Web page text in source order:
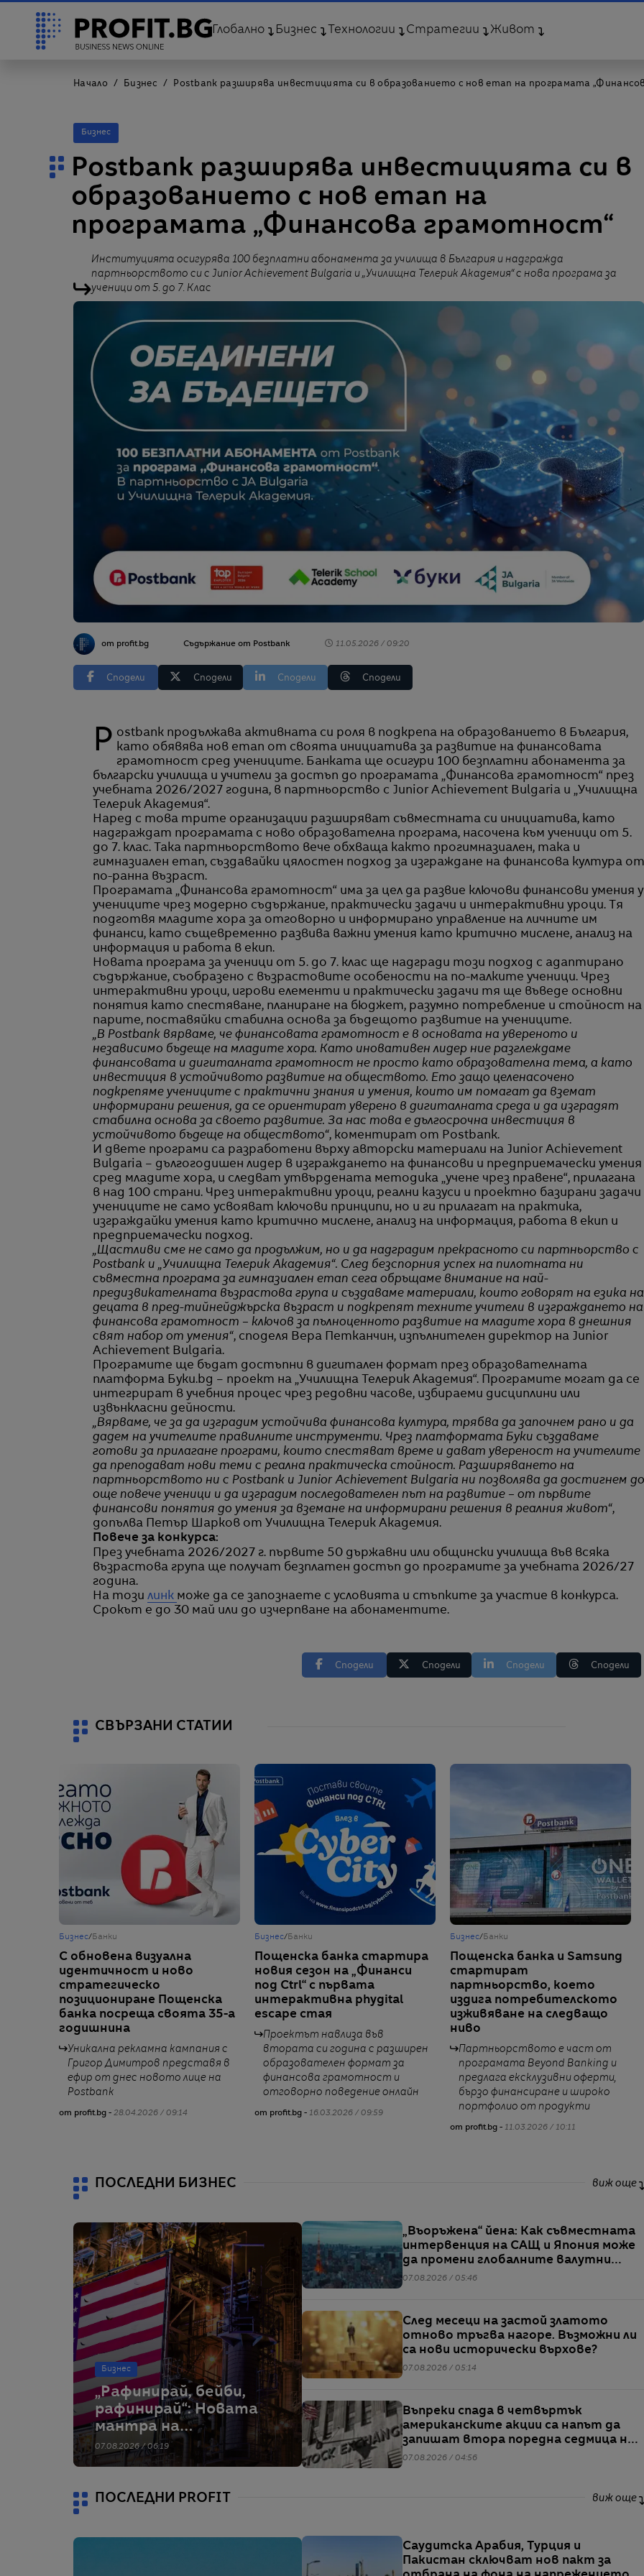
Глобално Бизнес Технологии Стратегии Живот
Начало Бизнес Postbank разширява инвестицията си в образованието с нов етап на програмата
Бизнес
Postbank разширява инвестицията си в
образованието с нов етап на
програмата „Финансова грамотност“
Институцията осигурява 100 безплатни абонамента за училища в България и надгражда
партньорството си с Junior Achievement Bulgaria и „Училищна Телерик Академия“ с нова програма за
ученици от 5. до 7. Клас
от profit.bg Съдържание от Postbank 11.05.2026 / 09:20
Сподели Сподели Сподели Сподели
Postbank продължава активната си роля в подкрепа на образованието в България, като обявява нов етап от своята инициатива за развитие на финансовата
грамотност сред учениците. Банката ще осигури 100 безплатни абонамента за
български училища и учители за достъп до програмата „Финансова грамотност“ през
учебната 2026/2027 година, в партньорство с Junior Achievement Bulgaria и „Училищна
Телерик Академия“.
Наред с това трите организации разширяват съвместната си инициатива, като
надграждат програмата с ново образователна програма, насочена към ученици от 5.
до 7. клас. Така партньорството вече обхваща както прогимназиален, така и
гимназиален етап, създавайки цялостен подход за изграждане на финансова култура от
по-ранна възраст.
Програмата „Финансова грамотност“ има за цел да развие ключови финансови умения у
учениците чрез модерно съдържание, практически задачи и интерактивни уроци. Тя
подготвя младите хора за отговорно и информирано управление на личните им
финанси, като същевременно развива важни умения като критично мислене, анализ на
информация и работа в екип.
Новата програма за ученици от 5. до 7. клас ще надгради този подход с адаптирано
съдържание, съобразено с възрастовите особености на по-малките ученици. Чрез
интерактивни уроци, игрови елементи и практически задачи тя ще въведе основни
понятия като спестяване, планиране на бюджет, разумно потребление и стойност на
парите, поставяйки стабилна основа за бъдещото развитие на учениците.
„В Postbank вярваме, че финансовата грамотност е в основата на увереното и
независимо бъдеще на младите хора. Като иновативен лидер ние разглеждаме
финансовата и дигиталната грамотност не просто като образователна тема, а като
инвестиция в устойчивото развитие на обществото. Ето защо целенасочено
подкрепяме учениците с практични знания и умения, които им помагат да вземат
информирани решения, да се ориентират уверено в дигиталната среда и да изградят
стабилна основа за своето развитие. За нас това е дългосрочна инвестиция в
устойчивото бъдеще на обществото“, коментират от Postbank.
И двете програми са разработени върху авторски материали на Junior Achievement
Bulgaria – дългогодишен лидер в изграждането на финансови и предприемачески умения
сред младите хора, и следват утвърдената методика „учене чрез правене“, прилагана
в над 100 страни. Чрез интерактивни уроци, реални казуси и проектно базирани задачи
учениците не само усвояват ключови принципи, но и ги прилагат на практика,
изграждайки умения като критично мислене, анализ на информация, работа в екип и
предприемачески подход.
„Щастливи сме не само да продължим, но и да надградим прекрасното си партньорство с
Postbank и „Училищна Телерик Академия“. След безспорния успех на пилотната ни
съвместна програма за гимназиален етап сега обръщаме внимание на най-
предизвикателната възрастова група и създаваме материали, които говорят на езика на
децата в пред-тийнейджърска възраст и подкрепят техните учители в изграждането на
финансова грамотност – ключов за пълноценното развитие на младите хора в днешния
свят набор от умения“, споделя Вера Петканчин, изпълнителен директор на Junior
Achievement Bulgaria.
Програмите ще бъдат достъпни в дигитален формат през образователната
платформа Буки.bg – проект на „Училищна Телерик Академия“. Програмите могат да се
интегрират в учебния процес чрез редовни часове, избираеми дисциплини или
извънкласни дейности.
„Вярваме, че за да изградим устойчива финансова култура, трябва да започнем рано и да
дадем на учителите правилните инструменти. Чрез платформата Буки създаваме
готови за прилагане програми, които спестяват време и дават увереност на учителите
да преподават нови теми с реална практическа стойност. Разширяването на
партньорството ни с Postbank и Junior Achievement Bulgaria ни позволява да достигнем до
още повече ученици и да изградим последователен път на развитие – от първите
финансови понятия до умения за вземане на информирани решения в реалния живот“,
допълва Петър Шарков от Училищна Телерик Академия.
Повече за конкурса:
През учебната 2026/2027 г. първите 50 държавни или общински училища във всяка
възрастова група ще получат безплатен достъп до програмите за учебната 2026/27
година.
На този линк може да се запознаете с условията и стъпките за участие в конкурса.
Срокът е до 30 май или до изчерпване на абонаментите.
Сподели Сподели Сподели Сподели
СВЪРЗАНИ СТАТИИ
Бизнес/ Банки
С обновена визуална
идентичност и ново
стратегическо
позициониране Пощенска
банка посреща своята 35-а
годишнина
Уникална рекламна кампания с
Григор Димитров представя в
ефир от днес новото лице на
Postbank
от profit.bg - 28.04.2026 / 09:14
Бизнес/ Банки
Пощенска банка стартира
новия сезон на „Финанси
под Ctrl“ с първата
интерактивна phygital
escape стая
Проектът навлиза във
втората си година с разширен
образователен формат за
финансова грамотност и
отговорно поведение онлайн
от profit.bg - 16.03.2026 / 09:59
Бизнес/ Банки
Пощенска банка и Samsung
стартират
партньорство, което
издига потребителското
изживяване на следващо
ниво
Партньорството е част от
програмата Beyond Banking и
предлага ексклузивни оферти,
бързо финансиране и широко
портфолио от продукти
от profit.bg - 11.03.2026 / 10:11
ПОСЛЕДНИ БИЗНЕС виж още
Бизнес
„Рафинирай, бейби,
рафинирай“: Новата
мантра на
енергийните
гиганти в САЩ
07.08.2026 / 06:19
„Въоръжена“ йена: Как съвместната
интервенция на САЩ и Япония може
да промени глобалните валутни
пазари
07.08.2026 / 05:46
След месеци на застой златото
отново тръгва нагоре. Възможни ли
са нови исторически върхове?
07.08.2026 / 05:14
Въпреки спада в четвъртък
американските акции са напът да
запишат втора поредна седмица на
повишения
07.08.2026 / 04:56
ПОСЛЕДНИ PROFIT виж още
Саудитска Арабия, Турция и
Пакистан сключват нов пакт за